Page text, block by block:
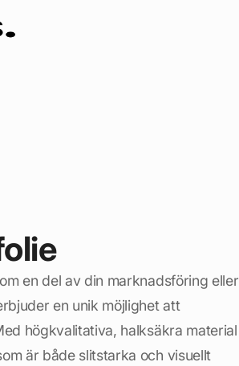
en del av din marknadsföring eller
en unik möjlighet att
högkvalitativa, halksäkra material
är både slitstarka och visuellt